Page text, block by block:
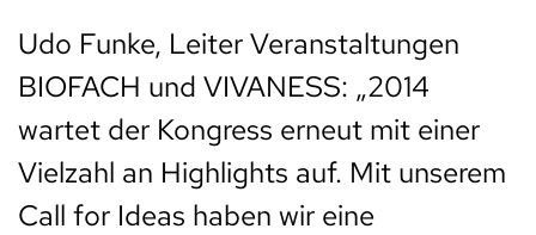
Udo Funke, Leiter Veranstaltungen
BIOFACH und VIVANESS: „2014
wartet der Kongress erneut mit einer
Vielzahl an Highlights auf. Mit unserem
Call for Ideas haben wir eine